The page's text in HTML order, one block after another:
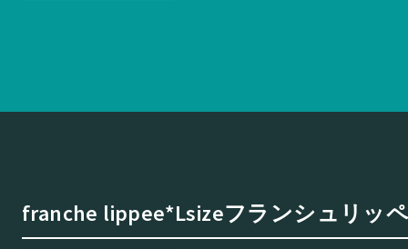
franche lippee*Lsizeフランシュリッ